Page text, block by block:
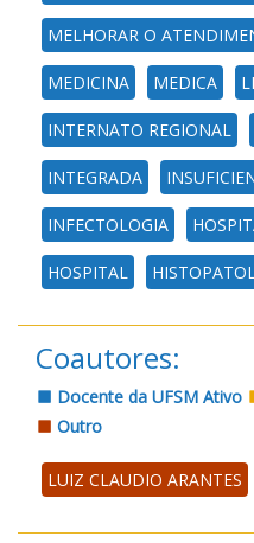
MELHORAR O
MEDICINA MEDICA
INTERNATO REGIONAL
INTEGRADA
INFECTOLOGIA
HOSPITAL
Coautores:
Docente da UFSM Ativo
Outro
LUIZ CLAUDIO ARANTES